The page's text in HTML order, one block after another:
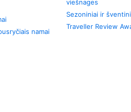
namai
viešnages
Sezoniniai ir
Traveller Review